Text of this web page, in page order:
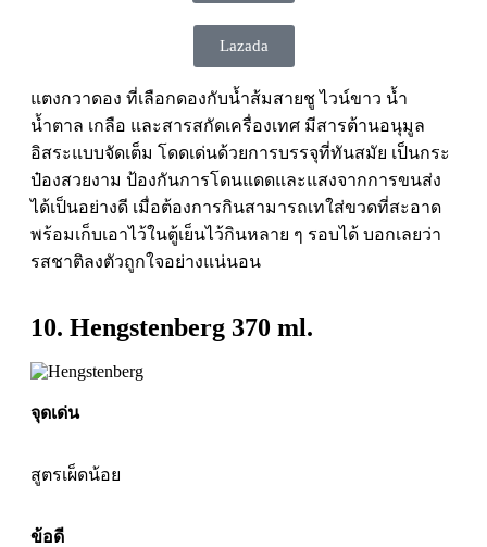
Lazada
แตงกวาดอง ที่เลือกดองกับน้ำส้มสายชู ไวน์ขาว น้ำ
น้ำตาล เกลือ และสารสกัดเครื่องเทศ มีสารต้านอนุมูล
อิสระแบบจัดเต็ม โดดเด่นด้วยการบรรจุที่ทันสมัย เป็นกระ
ป๋องสวยงาม ป้องกันการโดนแดดและแสงจากการขนส่ง
ได้เป็นอย่างดี เมื่อต้องการกินสามารถเทใส่ขวดที่สะอาด
พร้อมเก็บเอาไว้ในตู้เย็นไว้กินหลาย ๆ รอบได้ บอกเลยว่า
รสชาติลงตัวถูกใจอย่างแน่นอน
10. Hengstenberg 370 ml.
จุดเด่น
สูตรเผ็ดน้อย
ข้อดี